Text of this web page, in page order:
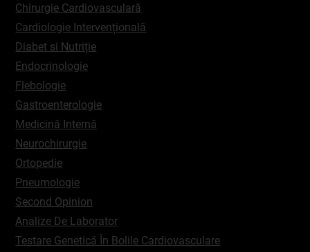
Chirurgie Cardiovasculară
Cardiologie Intervențională
Diabet si Nutriție
Endocrinologie
Flebologie
Gastroenterologie
Medicină Internă
Neurochirurgie
Ortopedie
Pneumologie
Second Opinion
Analize De Laborator
Testare Genetică În Bolile Cardiovasculare